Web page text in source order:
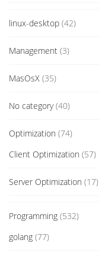
linux-desktop (42)
Management (3)
MasOsX (35)
No category(40)
Optimization (74)
Client Optimization (57)
Server Optimization (17)
Programming (532)
golang (77)